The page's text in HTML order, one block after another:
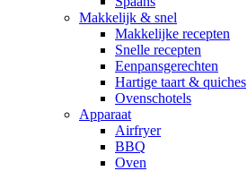
Makkelijk & snel
Makkelijke recepten
Snelle recepten
Eenpansgerechten
Hartige taart & quiches
Ovenschotels
Apparaat
Airfryer
BBQ
Oven